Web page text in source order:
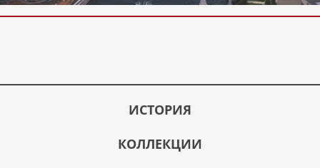
ИСТОРИЯ
КОЛЛЕКЦИИ